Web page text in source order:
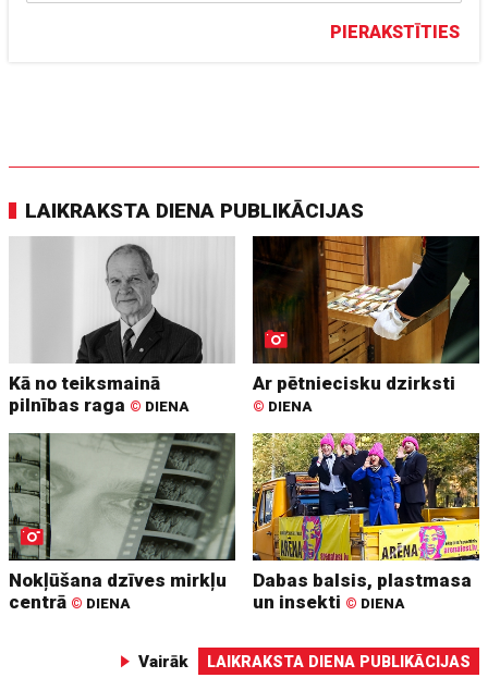
PIERAKSTĪTIES
LAIKRAKSTA DIENA PUBLIKĀCIJAS
Kā no teiksmainā
pilnības raga © DIENA
Ar pētniecisku dzirksti
© DIENA
Nokļūšana dzīves mirkļu
centrā © DIENA
Dabas balsis, plastmasa
un insekti © DIENA
Vairāk LAIKRAKSTA DIENA PUBLIKĀCIJAS